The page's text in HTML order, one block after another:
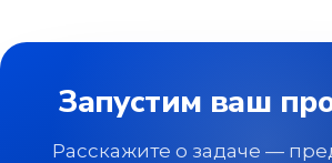
Запустим ваш
Расскажите о задаче —